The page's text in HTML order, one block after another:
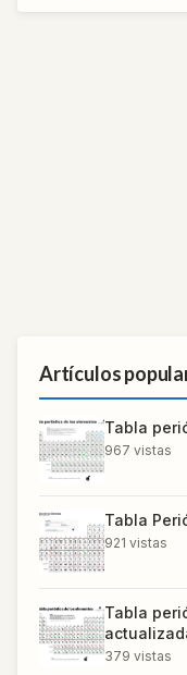
Artículos
Tabla
967 vistas
Tabla
921 vistas
Tabla
379 vistas